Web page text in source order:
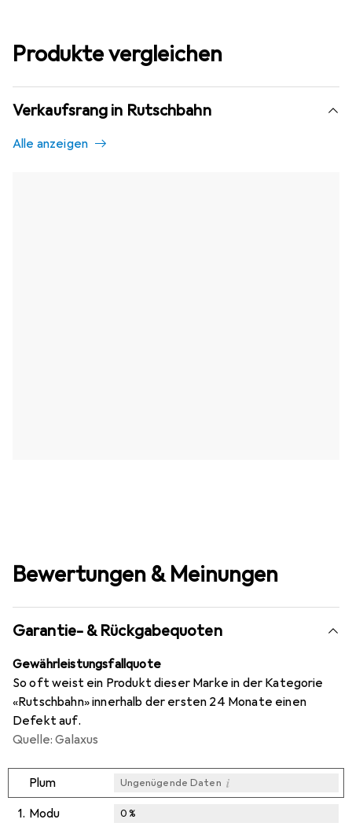
Produkte vergleichen
Verkaufsrang in Rutschbahn
Alle anzeigen
Bewertungen & Meinungen
Garantie- & Rückgabequoten
Gewährleistungsfallquote
So oft weist ein Produkt dieser Marke in der Kategorie
«Rutschbahn» innerhalb der ersten 24 Monate einen
Defekt auf.
Quelle: Galaxus
Plum Ungenügende Daten i
1. Modu 0%